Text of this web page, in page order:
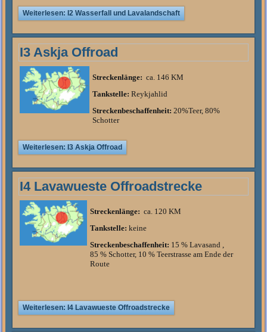
Weiterlesen: I2 Wasserfall und Lavalandschaft
I3 Askja Offroad
Streckenlänge:ca. 146 KM
Tankstelle: Reykjahlid
Streckenbeschaffenheit:20%Teer, 80%
Schotter
Weiterlesen: I3 Askja Offroad
I4 Lavawueste Offroadstrecke
Streckenlänge:ca. 120 KM
Tankstelle:keine
Streckenbeschaffenheit: 15 % Lavasand ,
85 % Schotter, 10 % Teerstrasse am Ende der
Route
Weiterlesen: I4 Lavawueste Offroadstrecke